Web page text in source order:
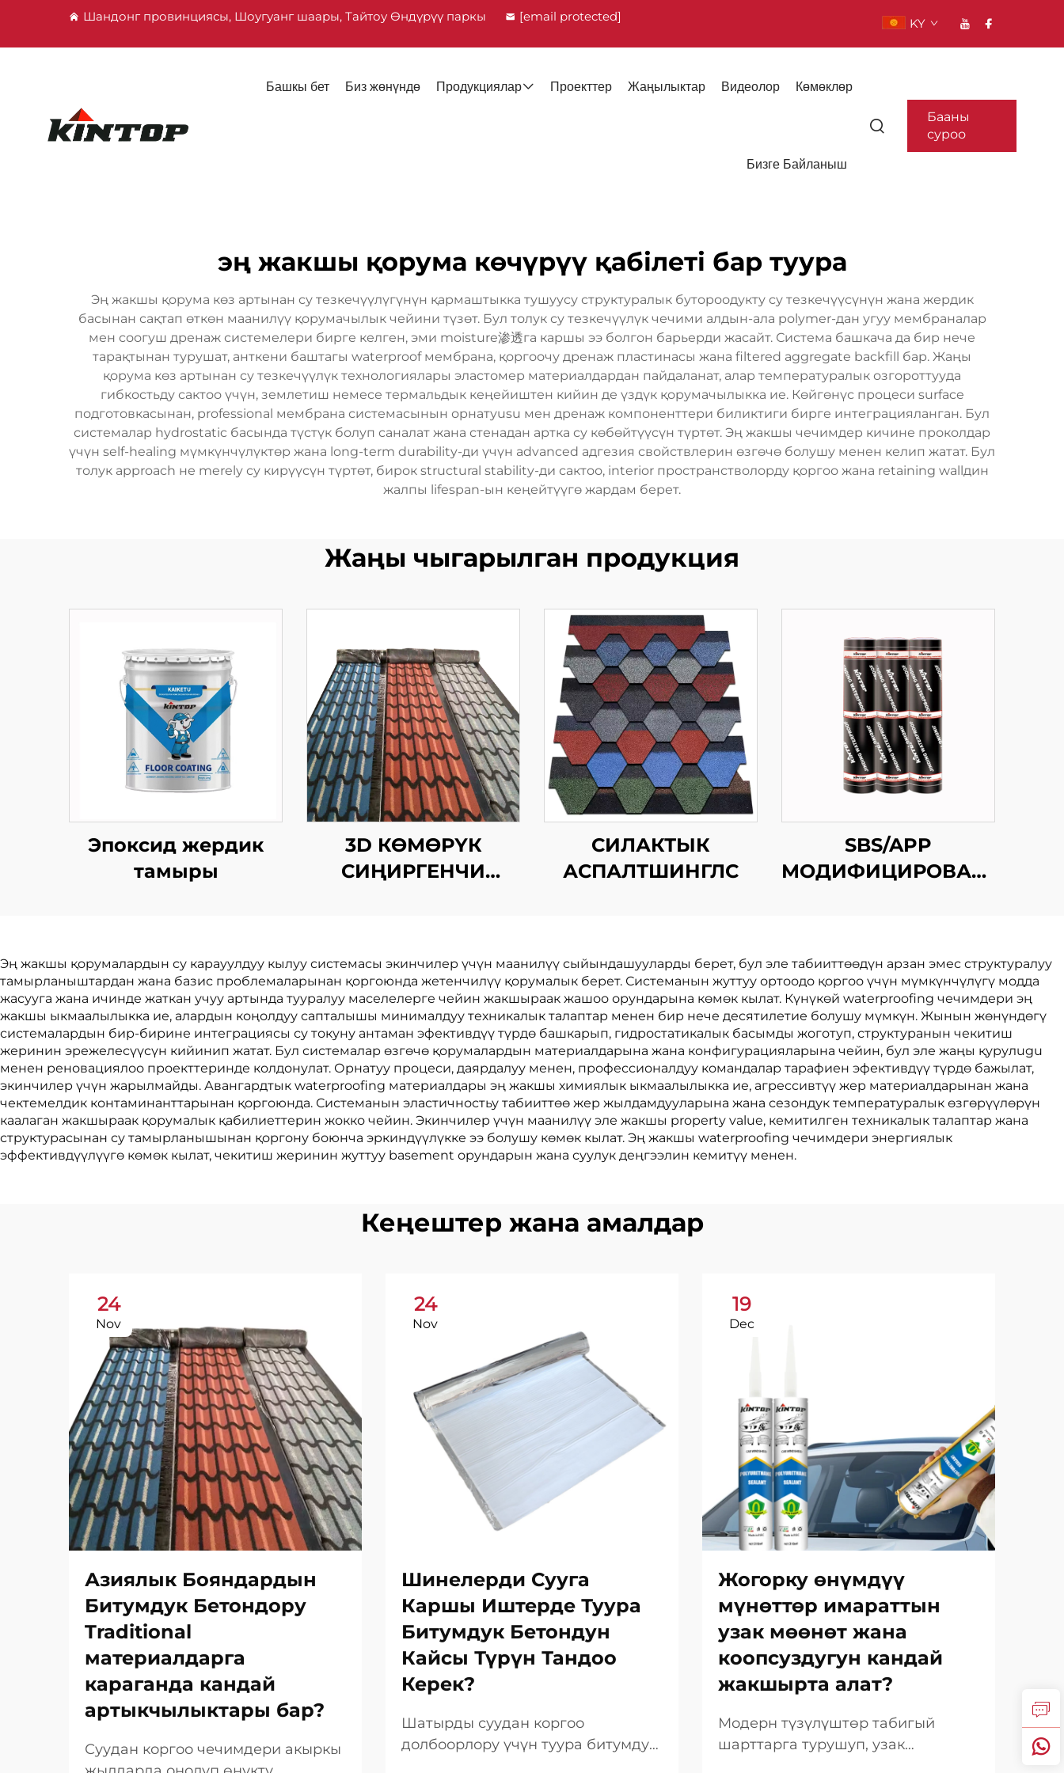
Шандонг провинциясы, Шоугуанг шаары, Тайтоу Өндүрүү паркы [email protected] KY
Башкы бет Биз жөнүндө Продукциялар Проекттер Жаңылыктар Видеолор Көмөклөр
Бизге Байланыш
Бааны
суроо
эң жакшы қорума көчүрүү қабілеті бар туура
Эң жакшы қорума көз артынан су тезкечүүлүгүнүн қармаштыкка тушуусу структуралык бутороодукту су тезкечүүсүнүн жана жердик
басынан сақтап өткөн маанилүү қорумачылык чейини түзөт. Бул толук су тезкечүүлүк чечими алдын-ала polymer-дан угуу мембраналар
мен соогуш дренаж системелери бирге келген, эми moisture渗透га каршы ээ болгон барьерди жасайт. Система башкача да бир нече
тарақтынан турушат, анткени баштагы waterproof мембрана, қоргоочу дренаж пластинасы жана filtered aggregate backfill бар. Жаңы
қорума көз артынан су тезкечүүлүк технологиялары эластомер материалдардан пайдаланат, алар температуралык озгороттууда
гибкостьду сактоо үчүн, землетиш немесе термальдык кеңейиштен кийин де үздүк қорумачылыкка ие. Көйгөнүс процеси surface
подготовкасынан, professional мембрана системасынын орнатуusu мен дренаж компоненттери биликтиги бирге интеграцияланган. Бул
системалар hydrostatic басында түстүк болуп саналат жана стенадан артка су көбөйтүүсүн түртөт. Эң жакшы чечимдер кичине проколдар
үчүн self-healing мүмкүнчүлүктөр жана long-term durability-ди үчүн advanced адгезия свойствлерин өзгөчө болушу менен келип жатат. Бул
толук approach не merely су кирүүсүн түртөт, бирок structural stability-ди сактоо, interior пространстволорду қоргоо жана retaining wallдин
жалпы lifespan-ын кеңейтүүгө жардам берет.
Жаңы чыгарылган продукция
Эпоксид жердик
тамыры
3D КӨМӨРҮК
СИҢИРГЕНЧИ
СИЛАКТЫК
АСПАЛТШИНГЛС
SBS/APP
МОДИФИЦИРОВАННЫЙ
МЕМБРАНАСЫ
Эң жакшы қорумалардын су карауулдуу кылуу системасы экинчилер үчүн маанилүү сыйындашууларды берет, бул эле табииттөөдүн арзан эмес структуралуу
тамырланыштардан жана базис проблемаларынан қоргоюнда жетенчилүү қорумалык берет. Системанын жуттуу ортоодо қоргоо үчүн мүмкүнчүлүгү модда
жасууга жана ичинде жаткан учуу артында тууралуу маселелерге чейин жакшыраак жашоо орундарына көмөк кылат. Күнүкөй waterproofing чечимдери эң
жакшы ыкмаалылыкка ие, алардын коңолдуу сапталышы минималдуу техникалык талаптар менен бир нече десятилетие болушу мүмкүн. Жынын жөнүндөгү
системалардын бир-бирине интеграциясы су токуну антаман эфективдүү түрдө башкарып, гидростатикалык басымды жоготуп, структуранын чекитиш
жеринин эрежелесүүсүн кийинип жатат. Бул системалар өзгөчө қорумалардын материалдарына жана конфигурацияларына чейин, бул эле жаңы қурулugu
менен реновациялоо проекттеринде колдонулат. Орнатуу процеси, даярдалуу менен, профессионалдуу командалар тарафиен эфективдүү түрдө бажылат,
экинчилер үчүн жарылмайды. Авангардтык waterproofing материалдары эң жакшы химиялык ыкмаалылыкка ие, агрессивтүү жер материалдарынан жана
чектемелдик контаминанттарынан қоргоюнда. Системанын эластичностьу табииттөө жер жылдамдууларына жана сезондук температуралык өзгөрүүлөрүн
каалаган жакшыраак қорумалык қабилиеттерин жокко чейин. Экинчилер үчүн маанилүү эле жакшы property value, кемитилген техникалык талаптар жана
структурасынан су тамырланышынан қоргону боюнча эркиндүүлүкке ээ болушу көмөк кылат. Эң жакшы waterproofing чечимдери энергиялык
эффективдүүлүүгө көмөк кылат, чекитиш жеринин жуттуу basement орундарын жана суулук деңгээлин кемитүү менен.
Кеңештер жана амалдар
24
Nov
Азиялык Бояндардын
Битумдук Бетондору
Traditional
материалдарга
караганда кандай
артыкчылыктары бар?
Суудан коргоо чечимдери акыркы
24
Nov
Шинелерди Сууга
Каршы Иштерде Туура
Битумдук Бетондун
Кайсы Түрүн Тандоо
Керек?
Шатырды суудан коргоо
долбоорлору үчүн туура битумдук
19
Dec
Жогорку өнүмдүү
мүнөттөр имараттын
узак мөөнөт жана
коопсуздугун кандай
жакшырта алат?
Модерн түзүлүштөр табигый
шарттарга турушуп, узак